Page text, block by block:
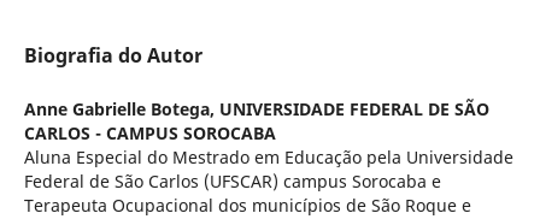
Biografia do Autor
Anne Gabrielle Botega, UNIVERSIDADE FEDERAL DE SÃO
CARLOS - CAMPUS SOROCABA
Aluna Especial do Mestrado em Educação pela Universidade
Federal de São Carlos (UFSCAR) campus Sorocaba e
Terapeuta Ocupacional dos municípios de São Roque e